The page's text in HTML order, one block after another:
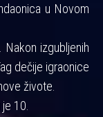
u Novom
izgubljenih
dečije igraonice
živote.
10.